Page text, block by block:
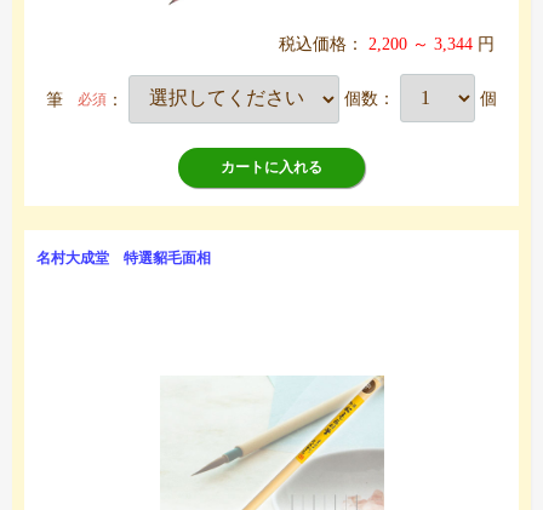
税込価格： 2,200 ～ 3,344 円
筆 必須 ： 個数： 個
カートに入れる
名村大成堂 特選貂毛面相